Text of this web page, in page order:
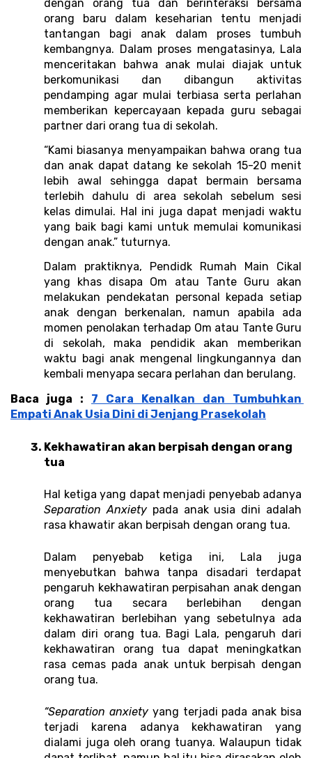
dengan orang tua dan berinteraksi bersama
orang baru dalam keseharian tentu menjadi
tantangan bagi anak dalam proses tumbuh
kembangnya. Dalam proses mengatasinya, Lala
menceritakan bahwa anak mulai diajak untuk
berkomunikasi dan dibangun aktivitas
pendamping agar mulai terbiasa serta perlahan
memberikan kepercayaan kepada guru sebagai
partner dari orang tua di sekolah.
“Kami biasanya menyampaikan bahwa orang tua
dan anak dapat datang ke sekolah 15-20 menit
lebih awal sehingga dapat bermain bersama
terlebih dahulu di area sekolah sebelum sesi
kelas dimulai. Hal ini juga dapat menjadi waktu
yang baik bagi kami untuk memulai komunikasi
dengan anak.” tuturnya.
Dalam praktiknya, Pendidk Rumah Main Cikal
yang khas disapa Om atau Tante Guru akan
melakukan pendekatan personal kepada setiap
anak dengan berkenalan, namun apabila ada
momen penolakan terhadap Om atau Tante Guru
di sekolah, maka pendidik akan memberikan
waktu bagi anak mengenal lingkungannya dan
kembali menyapa secara perlahan dan berulang.
Baca juga : 7 Cara Kenalkan dan Tumbuhkan
Empati Anak Usia Dini di Jenjang Prasekolah
Kekhawatiran akan berpisah dengan orang
tua
Separation Anxiety pada anak usia dini adalah
rasa khawatir akan berpisah dengan orang tua.
Dalam penyebab ketiga ini, Lala juga
menyebutkan bahwa tanpa disadari terdapat
pengaruh kekhawatiran perpisahan anak dengan
orang tua secara berlebihan dengan
kekhawatiran berlebihan yang sebetulnya ada
dalam diri orang tua. Bagi Lala, pengaruh dari
kekhawatiran orang tua dapat meningkatkan
rasa cemas pada anak untuk berpisah dengan
orang tua.
“Separation anxiety yang terjadi pada anak bisa
terjadi karena adanya kekhawatiran yang
dialami juga oleh orang tuanya. Walaupun tidak